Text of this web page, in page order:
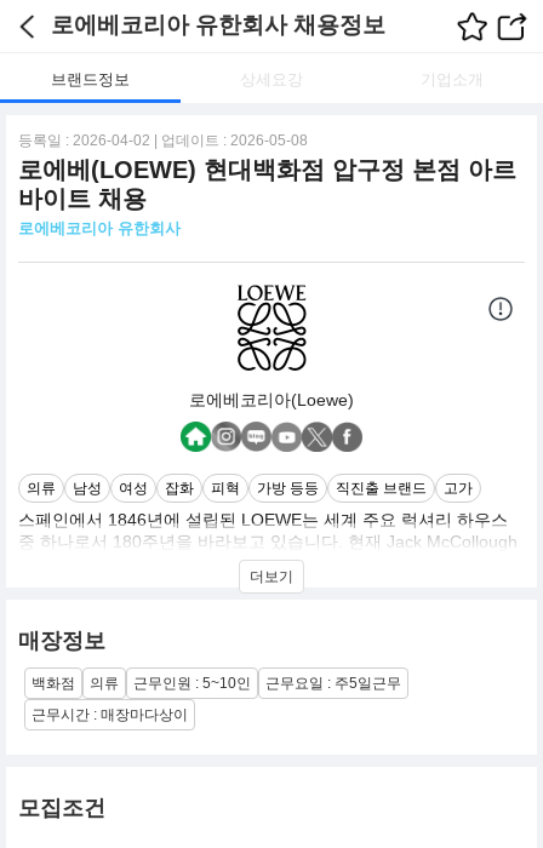
로에베코리아 유한회사 채용정보
브랜드정보 상세요강 기업소개
등록일 : 2026-04-02 | 업데이트 : 2026-05-08
로에베(LOEWE) 현대백화점 압구정 본점 아르
바이트 채용
로에베코리아 유한회사
로에베코리아(Loewe)
의류 남성 여성 잡화 피혁 가방 등등 직진출 브랜드 고가
스페인에서 1846년에 설립된 LOEWE는 세계 주요 럭셔리 하우스
중 하나로서 180주년을 바라보고 있습니다. 현재 Jack McCollough
와 Lazaro Hernandez의 크리에이티브 디렉션 아래, LOEWE는 공
예와 문화에 집중하는 하우스로서 세계에 자리매김하고 있습니다.
라이프스타일, 그리고 타의 추종을 불허하는 가죽 전문 기술을 통해
입증됩니다.
LOEWE는 공동 작업장으로 시작한 풍부한 장인 정신의 유산을 가지
고 있으며, 디자인 및 제조 접근 방식에서 장인 기술을 오랫동안 중
력에 반영되어 있습니다.
더보기
매장정보
백화점 의류 근무인원 : 5~10인
근무요일 : 주5일근무
근무시간 : 매장마다상이
모집조건